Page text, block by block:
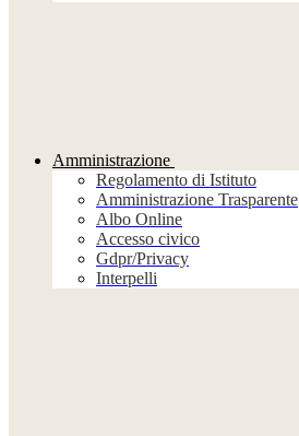
Amministrazione
Regolamento di Istituto
Amministrazione Trasparente
Albo Online
Accesso civico
Gdpr/Privacy
Interpelli